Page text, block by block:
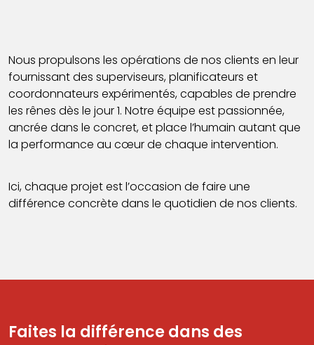
Nous propulsons les opérations de nos clients en leur
fournissant des superviseurs, planificateurs et
coordonnateurs expérimentés, capables de prendre
les rênes dès le jour 1. Notre équipe est passionnée,
ancrée dans le concret, et place l’humain autant que
la performance au cœur de chaque intervention.
Ici, chaque projet est l’occasion de faire une
différence concrète dans le quotidien de nos clients.
Faites la différence dans des